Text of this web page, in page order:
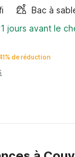
Bac à
jours avant le
de réduction